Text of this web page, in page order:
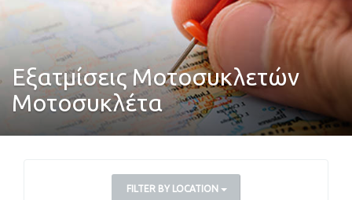
Εξατμίσεις Μοτοσυκλετών
Μοτοσυκλέτα
FILTER BY LOCATION